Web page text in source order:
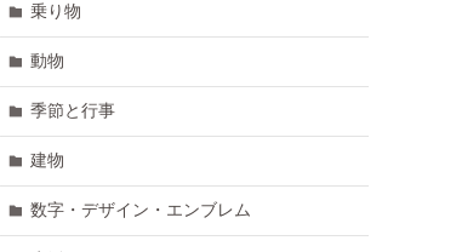
乗り物
動物
季節と行事
建物
数字・デザイン・エンブレム